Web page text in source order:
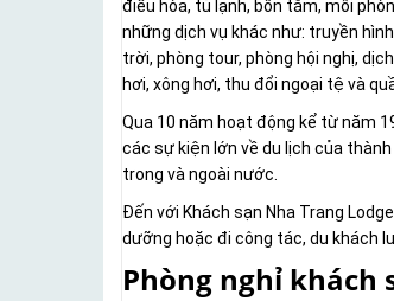
điều hòa, tủ lạnh, bồn tắm, mỗi
những dịch vụ khác như: truyền
trời, phòng tour, phòng hội nghị,
hơi, xông hơi, thu đổi ngoại tệ và
Qua 10 năm hoạt động kể từ năm
các sự kiện lớn về du lịch của
trong và ngoài nước.
Đến với Khách sạn Nha Trang
dưỡng hoặc đi công tác, du khách
Phòng nghỉ khách